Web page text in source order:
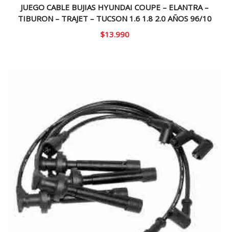
JUEGO CABLE BUJIAS HYUNDAI COUPE – ELANTRA –
TIBURON – TRAJET – TUCSON 1.6 1.8 2.0 AÑOS 96/10
$13.990